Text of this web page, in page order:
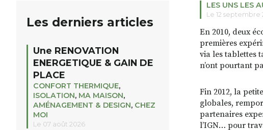
LES UNS LES
Le 12 septembre
En 2010, deux
premières
via les tablettes
n’ont pourtant
Fin 2012, la
globales,
partenaires
l’IGN… pour
Les derniers articles
Une RENOVATION
ENERGETIQUE & GAIN DE
PLACE
CONFORT THERMIQUE,
ISOLATION, MA MAISON,
AMÉNAGEMENT & DESIGN, CHEZ
MOI
Le 07 août 2026